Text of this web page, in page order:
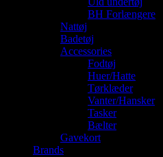
BH Forlængere
Nattøj
Badetøj
Accessories
Fodtøj
Huer/Hatte
Tørklæder
Vanter/Hansker
Tasker
Bælter
Gavekort
Brands